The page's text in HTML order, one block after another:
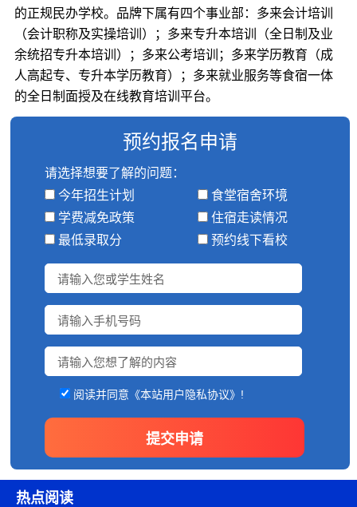
的正规民办学校。品牌下属有四个事业部：多来会计培训
（会计职称及实操培训）；多来专升本培训（全日制及业
余统招专升本培训）；多来公考培训；多来学历教育（成
人高起专、专升本学历教育）；多来就业服务等食宿一体
的全日制面授及在线教育培训平台。
预约报名申请
请选择想要了解的问题：
今年招生计划
食堂宿舍环境
学费减免政策
住宿走读情况
最低录取分
预约线下看校
阅读并同意《本站用户隐私协议》!
热点阅读